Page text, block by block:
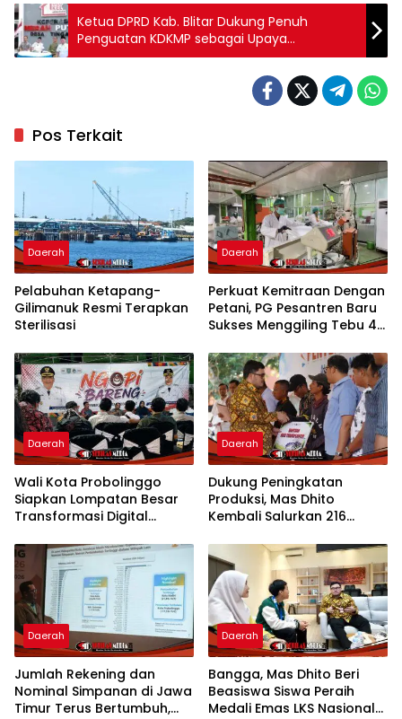
Ketua DPRD Kab. Blitar Dukung Penuh
Penguatan KDKMP sebagai Upaya
Mendorong Kemandirian Ekonomi
Pos Terkait
Daerah
Pelabuhan Ketapang-
Gilimanuk Resmi Terapkan
Sterilisasi
Daerah
Perkuat Kemitraan Dengan
Petani, PG Pesantren Baru
Sukses Menggiling Tebu 4
Daerah
Wali Kota Probolinggo
Siapkan Lompatan Besar
Transformasi Digital
Daerah
Dukung Peningkatan
Produksi, Mas Dhito
Kembali Salurkan 216
Petani
Daerah
Jumlah Rekening dan
Nominal Simpanan di Jawa
Timur Terus Bertumbuh,
Daerah
Bangga, Mas Dhito Beri
Beasiswa Siswa Peraih
Medali Emas LKS Nasional